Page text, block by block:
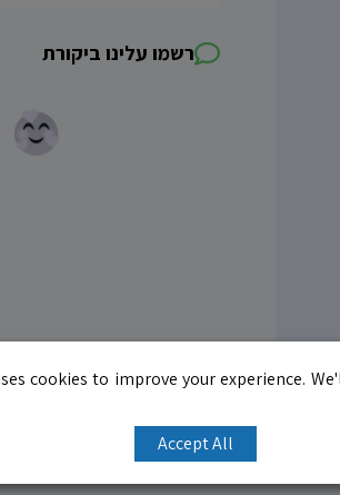
רשמו עלינו ביקורת
cookies to improve your experience.
Accept All